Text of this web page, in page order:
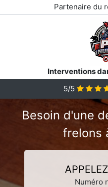
Partenaire du
Interventions
5/5
Besoin d'une
frelons
Numéro